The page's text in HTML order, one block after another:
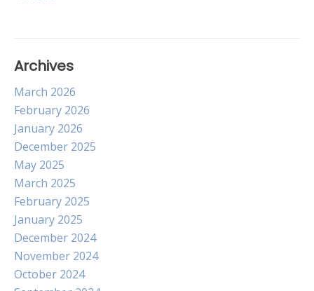
Archives
March 2026
February 2026
January 2026
December 2025
May 2025
March 2025
February 2025
January 2025
December 2024
November 2024
October 2024